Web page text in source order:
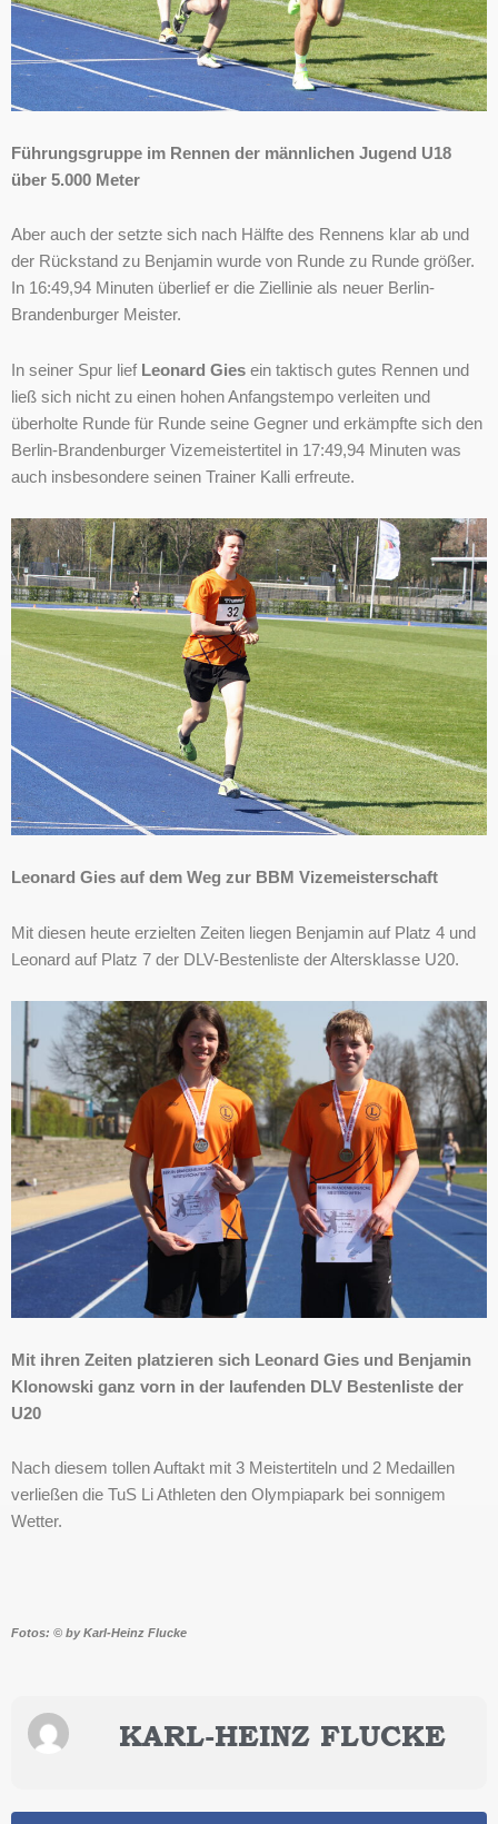
Führungsgruppe im Rennen der männlichen Jugend U18
über 5.000 Meter
Aber auch der setzte sich nach Hälfte des Rennens klar ab und
der Rückstand zu Benjamin wurde von Runde zu Runde größer.
In 16:49,94 Minuten überlief er die Ziellinie als neuer Berlin-
Brandenburger Meister.
In seiner Spur lief Leonard Gies ein taktisch gutes Rennen und
ließ sich nicht zu einen hohen Anfangstempo verleiten und
überholte Runde für Runde seine Gegner und erkämpfte sich den
Berlin-Brandenburger Vizemeistertitel in 17:49,94 Minuten was
auch insbesondere seinen Trainer Kalli erfreute.
Leonard Gies auf dem Weg zur BBM Vizemeisterschaft
Mit diesen heute erzielten Zeiten liegen Benjamin auf Platz 4 und
Leonard auf Platz 7 der DLV-Bestenliste der Altersklasse U20.
Mit ihren Zeiten platzieren sich Leonard Gies und Benjamin
Klonowski ganz vorn in der laufenden DLV Bestenliste der
U20
Nach diesem tollen Auftakt mit 3 Meistertiteln und 2 Medaillen
verließen die TuS Li Athleten den Olympiapark bei sonnigem
Wetter.
Fotos: © by Karl-Heinz Flucke
KARL-HEINZ FLUCKE